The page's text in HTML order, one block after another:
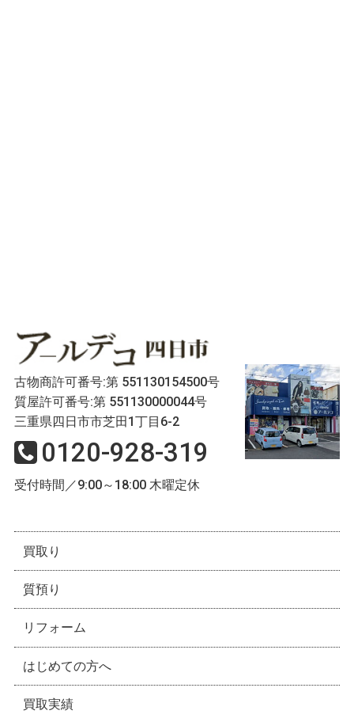
古物商許可番号:第 551130154500号
質屋許可番号:第 551130000044号
三重県四日市市芝田1丁目6-2
0120-928-319
受付時間／9:00～18:00 木曜定休
買取り
質預り
リフォーム
はじめての方へ
買取実績